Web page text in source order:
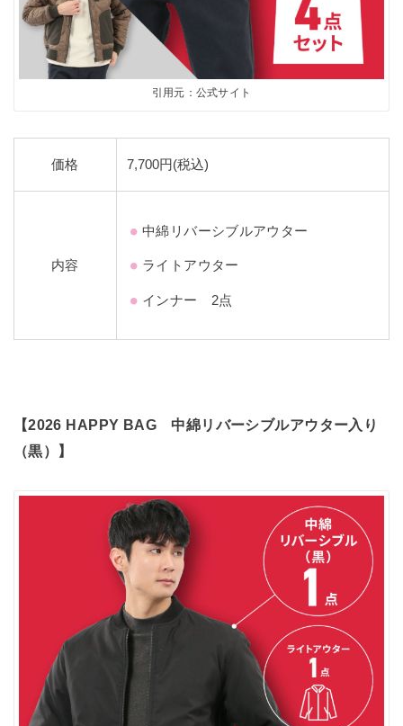
引用元：公式サイト
価格 7,700円(税込)
内容
中綿リバーシブルアウター
ライトアウター
インナー 2点
【2026 HAPPY BAG 中綿リバーシブルアウター入り
（黒）
】